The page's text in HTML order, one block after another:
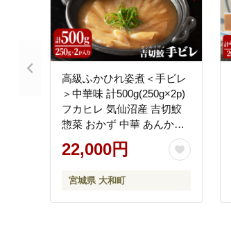
高級ふかひれ姿煮＜手ビレ
＞中華味 計500g(250g×2p)
フカヒレ 気仙沼産 吉切鮫
惣菜 おかず 中華 あんかけ
小分け パック コラーゲン
【株式会社仙台ミンミン】
22,000円
宮城県 大和町